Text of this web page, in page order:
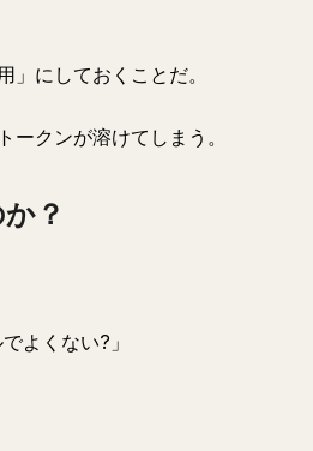
にしておくことだ。
クンが溶けてしまう。
？
よくない?」